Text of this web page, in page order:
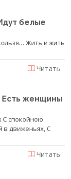
белые
Жить и жить
Читать
Есть женщины
С спокойною
в движеньях, С
Читать